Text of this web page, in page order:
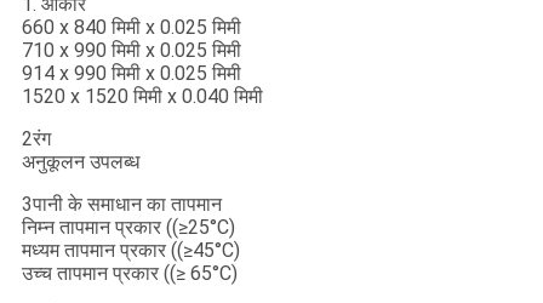
660 x 840 मिमी x 0.025 मिमी
710 x 990 मिमी x 0.025 मिमी
914 x 990 मिमी x 0.025 मिमी
1520 x 1520 मिमी x 0.040 मिमी
2रंग
अनुकूलन उपलब्ध
3पानी के समाधान का तापमान
निम्न तापमान प्रकार ((≥25°C)
मध्यम तापमान प्रकार ((≥45°C)
उच्च तापमान प्रकार ((≥ 65°C)